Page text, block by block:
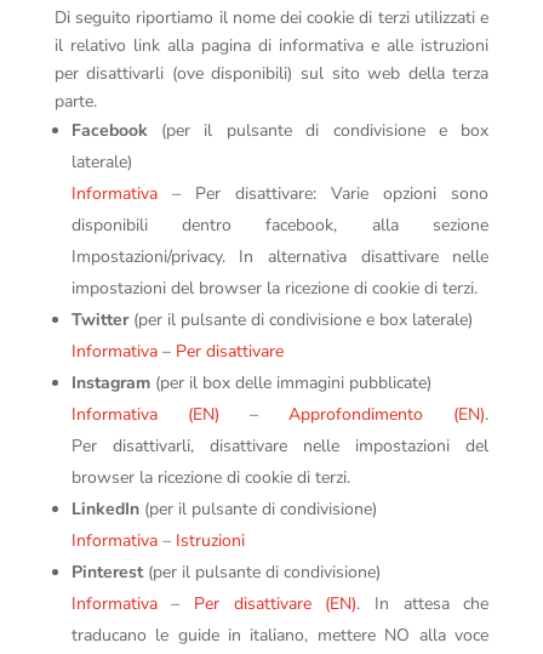
Di seguito riportiamo il nome dei cookie di terzi utilizzati e
il relativo link alla pagina di informativa e alle istruzioni
per disattivarli (ove disponibili) sul sito web della terza
parte.
Facebook(per il pulsante di condivisione e box
laterale)
Informativa– Per disattivare: Varie opzioni sono
disponibili dentro facebook, alla sezione
Impostazioni/privacy. In alternativa disattivare nelle
impostazioni del browser la ricezione di cookie di terzi.
Twitter(per il pulsante di condivisione e box laterale)
Informativa– Per disattivare
Instagram(per il box delle immagini pubblicate)
Informativa (EN) –Approfondimento (EN).
Per disattivarli, disattivare nelle impostazioni del
browser la ricezione di cookie di terzi.
LinkedIn(per il pulsante di condivisione)
Informativa– Istruzioni
Pinterest(per il pulsante di condivisione)
Informativa– Per disattivare (EN). In attesa che
traducano le guide in italiano, mettere NO alla voce